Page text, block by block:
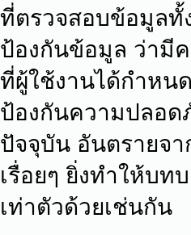
ที่ตรวจสอบข้อมูลทั้
ป้องกันข้อมูล ว่ามี
ที่ผู้ใช้งานได้กำหน
ป้องกันความปลอด
ปัจจุบัน อันตรายจ
เรื่อยๆ ยิ่งทำให้บ
เท่าตัวด้วยเช่นกัน